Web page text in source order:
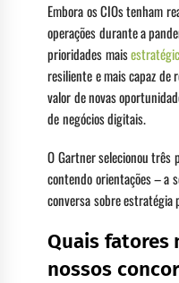
Embora os CIOs tenham
operações durante a
prioridades mais
resiliente e mais capaz de
valor de novas
de negócios digitais.
O Gartner selecionou
contendo orientações – a
conversa sobre estratégia
Quais fatores
nossos